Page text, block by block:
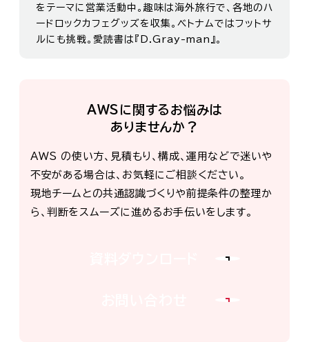
をテーマに営業活動中。趣味は海外旅行で、各地のハ
ードロックカフェグッズを収集。ベトナムではフットサ
ルにも挑戦。愛読書は『D.Gray-man』。
AWSに関するお悩みは
ありませんか？
AWS の使い方、見積もり、構成、運用などで迷いや
不安がある場合は、お気軽にご相談ください。
現地チームとの共通認識づくりや前提条件の整理か
ら、判断をスムーズに進めるお手伝いをします。